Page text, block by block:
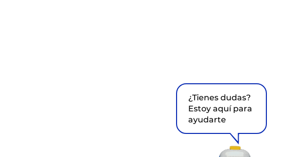
¿Tienes dudas?
Estoy aquí para
ayudarte